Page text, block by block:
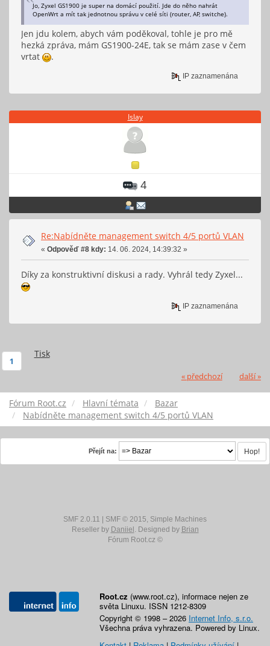
Jo, Zyxel GS1900 je super na domácí použití. Jde do něho nahrát
OpenWrt a mít tak jednotnou správu v celé síti (router, AP, switche).
Jen jdu kolem, abych vám poděkoval, tohle je pro mě
hezká zpráva, mám GS1900-24E, tak se mám zase v čem
vrtat
.
IP zaznamenána
Islay
4
Re:Nabídněte management switch 4/5 portů VLAN
« Odpověď #8 kdy: 14. 06. 2024, 14:39:32 »
Díky za konstruktivní diskusi a rady. Vyhrál tedy Zyxel...
IP zaznamenána
Tisk
1
« předchozí další »
Fórum Root.cz Hlavní témata
Bazar
Nabídněte management switch 4/5 portů VLAN
Přejít na:
SMF 2.0.11 SMF © 2015, Simple Machines
Reseller by Daniiel . Designed by Brian
Fórum Root.cz ©
Root.cz (www.root.cz), informace nejen ze
světa Linuxu. ISSN 1212-8309
Copyright © 1998 – 2026 Internet Info, s.r.o.
Všechna práva vyhrazena. Powered by Linux.